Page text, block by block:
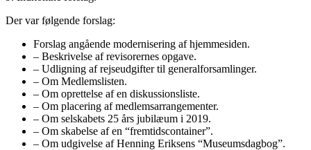
Der var følgende forslag:
Forslag angående modernisering af hjemmesiden.
– Beskrivelse af revisorernes opgave.
– Udligning af rejseudgifter til generalforsamlinger.
– Om Medlemslisten.
– Om oprettelse af en diskussionsliste.
– Om placering af medlemsarrangementer.
– Om selskabets 25 års jubilæum i 2019.
– Om skabelse af en “fremtidscontainer”.
– Om udgivelse af Henning Eriksens “Museumsdagbog”.